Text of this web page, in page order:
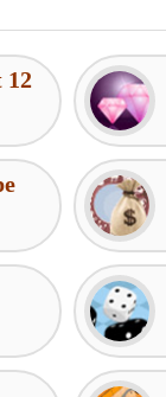
12